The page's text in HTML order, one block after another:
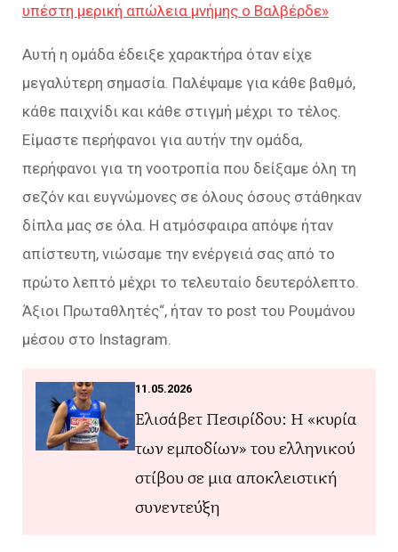
υπέστη μερική απώλεια μνήμης ο Βαλβέρδε»
Αυτή η ομάδα έδειξε χαρακτήρα όταν είχε
μεγαλύτερη σημασία. Παλέψαμε για κάθε βαθμό,
κάθε παιχνίδι και κάθε στιγμή μέχρι το τέλος.
Είμαστε περήφανοι για αυτήν την ομάδα,
περήφανοι για τη νοοτροπία που δείξαμε όλη τη
σεζόν και ευγνώμονες σε όλους όσους στάθηκαν
δίπλα μας σε όλα. Η ατμόσφαιρα απόψε ήταν
απίστευτη, νιώσαμε την ενέργειά σας από το
πρώτο λεπτό μέχρι το τελευταίο δευτερόλεπτο.
Άξιοι Πρωταθλητές“, ήταν το post του Ρουμάνου
μέσου στο Instagram.
11.05.2026
Ελισάβετ Πεσιρίδου: Η «κυρία
των εμποδίων» του ελληνικού
στίβου σε μια αποκλειστική
συνεντεύξη